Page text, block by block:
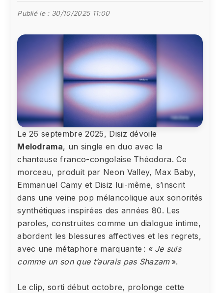
Publié le : 30/10/2025 11:00
Le 26 septembre 2025, Disiz dévoile
Melodrama, un single en duo avec la
chanteuse franco-congolaise Théodora. Ce
morceau, produit par Neon Valley, Max Baby,
Emmanuel Camy et Disiz lui-même, s’inscrit
dans une veine pop mélancolique aux sonorités
synthétiques inspirées des années 80. Les
paroles, construites comme un dialogue intime,
abordent les blessures affectives et les regrets,
avec une métaphore marquante : « Je suis
comme un son que t’aurais pas Shazam».
Le clip, sorti début octobre, prolonge cette